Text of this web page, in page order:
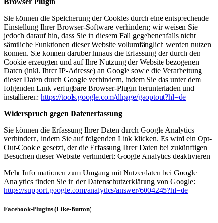
Sie können die Speicherung der Cookies durch eine entsprechende
Einstellung Ihrer Browser-Software verhindern; wir weisen Sie
jedoch darauf hin, dass Sie in diesem Fall gegebenenfalls nicht
sämtliche Funktionen dieser Website vollumfänglich werden nutzen
können. Sie können darüber hinaus die Erfassung der durch den
Cookie erzeugten und auf Ihre Nutzung der Website bezogenen
Daten (inkl. Ihrer IP-Adresse) an Google sowie die Verarbeitung
dieser Daten durch Google verhindern, indem Sie das unter dem
folgenden Link verfügbare Browser-Plugin herunterladen und
installieren: https://tools.google.com/dlpage/gaoptout?hl=de
Widerspruch gegen Datenerfassung
Sie können die Erfassung Ihrer Daten durch Google Analytics
verhindern, indem Sie auf folgenden Link klicken. Es wird ein Opt-
Out-Cookie gesetzt, der die Erfassung Ihrer Daten bei zukünftigen
Besuchen dieser Website verhindert: Google Analytics deaktivieren
Mehr Informationen zum Umgang mit Nutzerdaten bei Google
Analytics finden Sie in der Datenschutzerklärung von Google:
https://support.google.com/analytics/answer/6004245?hl=de
Facebook-Plugins (Like-Button)